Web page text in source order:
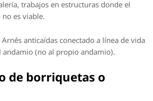
trabajos en estructuras donde el
es viable.
Arnés anticaídas conectado a línea de vida
andamio (no al propio andamio).
de borriquetas o